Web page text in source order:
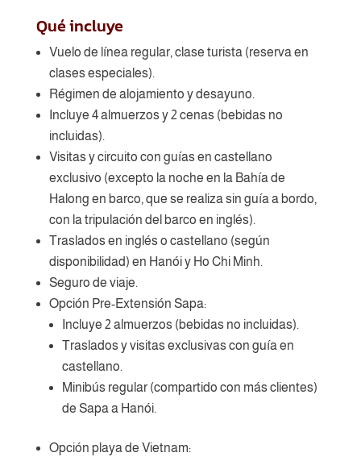
Qué incluye
Vuelo de línea regular, clase turista (reserva en
clases especiales).
Régimen de alojamiento y desayuno.
Incluye 4 almuerzos y 2 cenas (bebidas no
incluidas).
Visitas y circuito con guías en castellano
exclusivo (excepto la noche en la Bahía de
Halong en barco, que se realiza sin guía a bordo,
con la tripulación del barco en inglés).
Traslados en inglés o castellano (según
disponibilidad) en Hanói y Ho Chi Minh.
Seguro de viaje.
Opción Pre-Extensión Sapa:
Incluye 2 almuerzos (bebidas no incluidas).
Traslados y visitas exclusivas con guía en
castellano.
Minibús regular (compartido con más clientes)
de Sapa a Hanói.
Opción playa de Vietnam: